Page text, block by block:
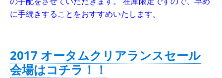
に手続きすることをおすすめいたします。
2017 オータムクリアランスセール
会場はコチラ！！